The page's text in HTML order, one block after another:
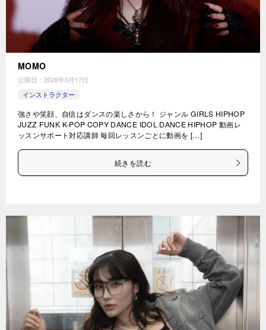
MOMO
公開日： 2026年3月17日
インストラクター
強さや笑顔、自信はダンスの楽しさから！ ジャンル GIRLS HIPHOP
JUZZ FUNK K-POP COPY DANCE IDOL DANCE HIPHOP 動画レ
ッスンサポート対応講師 毎回レッスンごとに動画を […]
続きを読む